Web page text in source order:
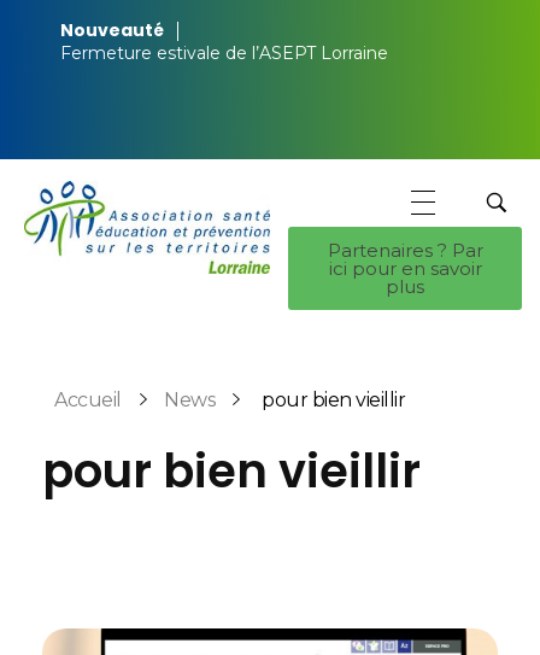
Nouveauté
Fermeture estivale de l’ASEPT Lorraine
Partenaires ? Par
ici pour en savoir
plus
Accueil News pour bien vieillir
pour bien vieillir